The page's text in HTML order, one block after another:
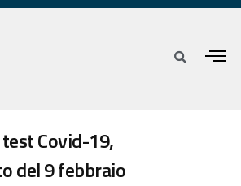
Covid-19,
del 9 febbraio